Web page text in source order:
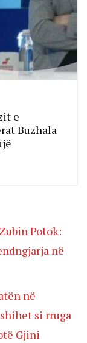
e
Buzhala
Potok:
në
në
si rruga
Gjini